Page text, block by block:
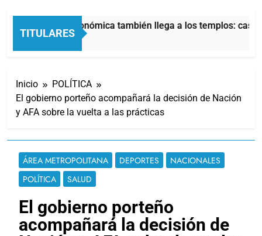
TITULARES
La crisis económica también llega a los templos: casi
9 Horas Atrás
Inicio
POLÍTICA
El gobierno porteño acompañará la decisión de Nación
y AFA sobre la vuelta a las prácticas
ÁREA METROPOLITANA DEPORTES
NACIONALES
POLÍTICA
SALUD
El gobierno porteño
acompañará la decisión de